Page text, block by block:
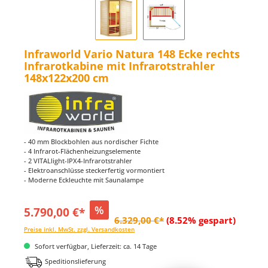
Infraworld Vario Natura 148 Ecke rechts
Infrarotkabine mit Infrarotstrahler
148x122x200 cm
- 40 mm Blockbohlen aus nordischer Fichte
- 4 Infrarot-Flächenheizungselemente
- 2 VITALlight-IPX4-Infrarotstrahler
- Elektroanschlüsse steckerfertig vormontiert
- Moderne Eckleuchte mit Saunalampe
5.790,00 €* %
6.329,00 €* (8.52% gespart)
Preise inkl. MwSt. zzgl. Versandkosten
Sofort verfügbar, Lieferzeit: ca. 14 Tage
Speditionslieferung